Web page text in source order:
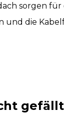
sorgen
und die